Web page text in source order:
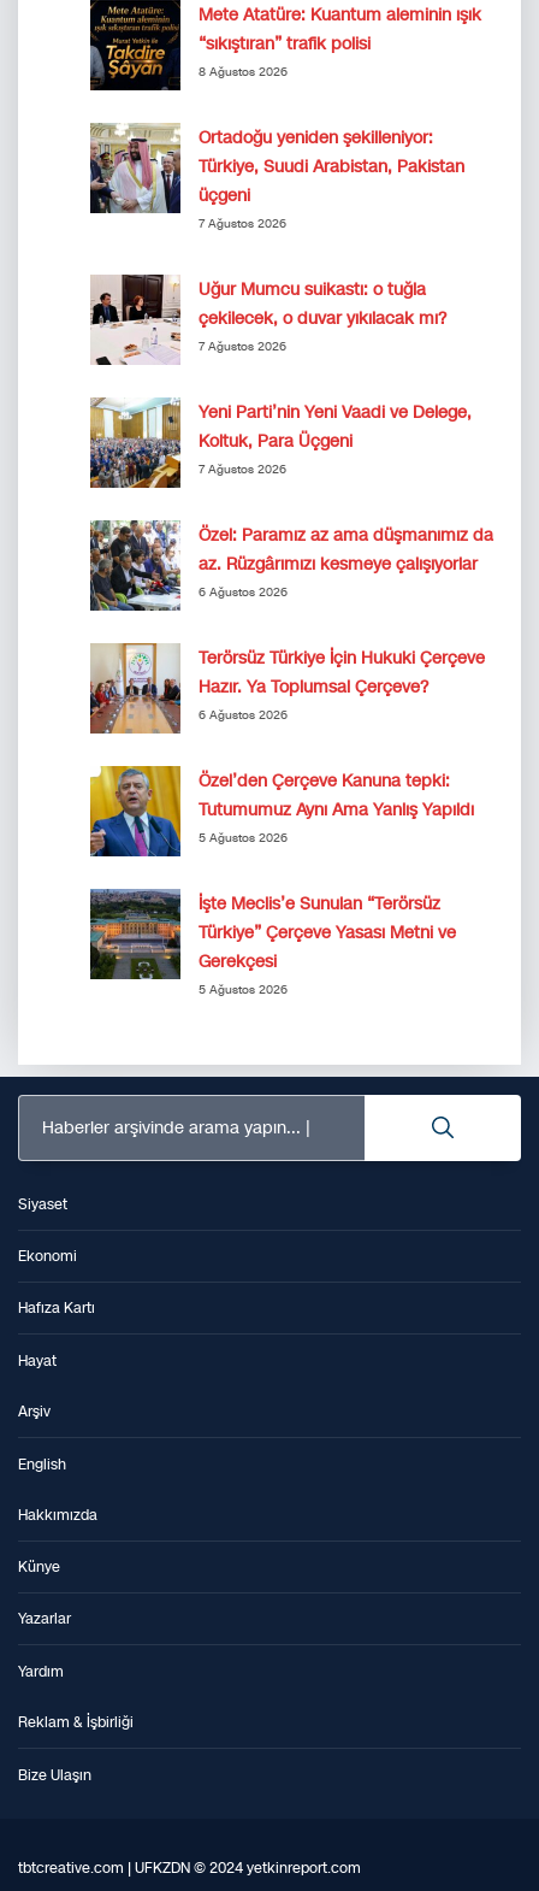
Mete Atatüre: Kuantum aleminin ışık
“sıkıştıran” trafik polisi
8 Ağustos 2026
Ortadoğu yeniden şekilleniyor:
Türkiye, Suudi Arabistan, Pakistan
üçgeni
7 Ağustos 2026
Uğur Mumcu suikastı: o tuğla
çekilecek, o duvar yıkılacak mı?
7 Ağustos 2026
Yeni Parti’nin Yeni Vaadi ve Delege,
Koltuk, Para Üçgeni
7 Ağustos 2026
Özel: Paramız az ama düşmanımız da
az. Rüzgârımızı kesmeye çalışıyorlar
6 Ağustos 2026
Terörsüz Türkiye İçin Hukuki Çerçeve
Hazır. Ya Toplumsal Çerçeve?
6 Ağustos 2026
Özel’den Çerçeve Kanuna tepki:
Tutumumuz Aynı Ama Yanlış Yapıldı
5 Ağustos 2026
İşte Meclis’e Sunulan “Terörsüz
Türkiye” Çerçeve Yasası Metni ve
Gerekçesi
5 Ağustos 2026
Haberler arşivinde arama yapın...
Siyaset
Ekonomi
Hafıza Kartı
Hayat
Arşiv
English
Hakkımızda
Künye
Yazarlar
Yardım
Reklam & İşbirliği
Bize Ulaşın
tbtcreative.com | UFKZDN © 2024 yetkinreport.com